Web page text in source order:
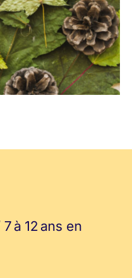
à 12 ans en